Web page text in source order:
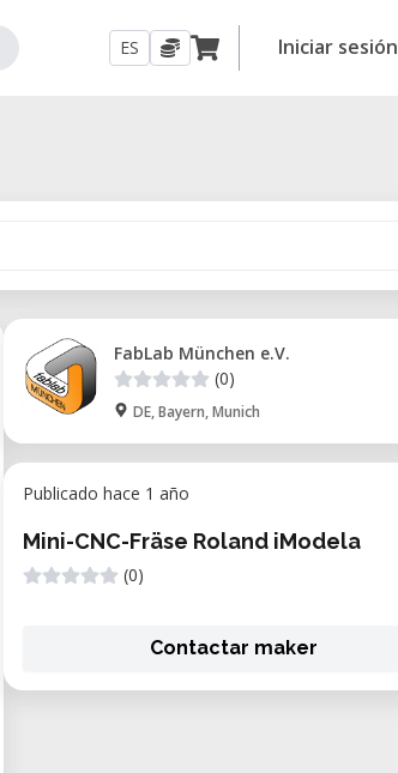
ES Iniciar sesión
FabLab München e.V.
(0)
DE, Bayern, Munich
Publicado hace 1 año
Mini-CNC-Fräse Roland iModela
(0)
Contactar maker